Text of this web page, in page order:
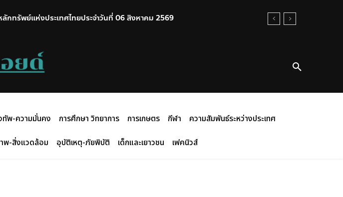
ลักทรัพย์แห่งประเทศไทยประจำวันที่ 06 สิงหาคม 2569
ทัพ-ความมั่นคง การศึกษา วิทยาการ การเกษตร กีฬา
ความสัมพันธ์ระหว่างประเทศ
พ-สิ่งแวดล้อม อุบัติเหตุ-ภัยพิบัติ เด็กและเยาวชน เฟคนิวส์